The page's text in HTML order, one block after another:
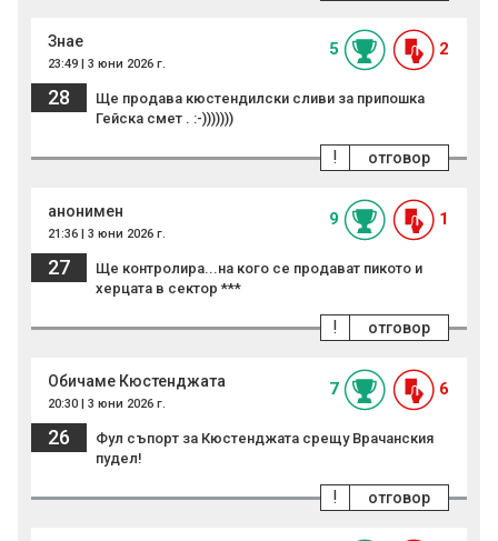
Знае
23:49 | 3 юни 2026 г.
5 2
28
Ще продава кюстендилски сливи за припошка
Гейска смет . :-)))))))
отговор
!
анонимен
21:36 | 3 юни 2026 г.
9 1
27
Ще контролира...на кого се продават пикото и
херцата в сектор ***
отговор
!
Обичаме Кюстенджата
20:30 | 3 юни 2026 г.
7 6
26
Фул съпорт за Кюстенджата срещу Врачанския
пудел!
отговор
!